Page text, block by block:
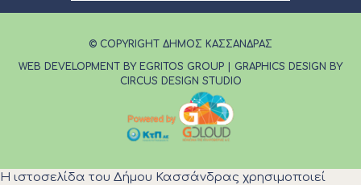
© COPYRIGHT ΔΗΜΟΣ ΚΑΣΣΑΝΔΡΑΣ
WEB DEVELOPMENT BY EGRITOS GROUP
GRAPHICS DESIGN BY
CIRCUS DESIGN STUDIO
Η ιστοσελίδα του Δήμου Κασσάνδρας χρησιμοποιεί